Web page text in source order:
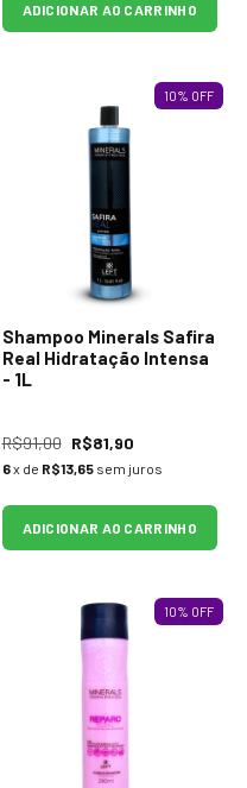
ADICIONAR AO CARRINHO
10% OFF
Shampoo Minerals Safira
Real Hidratação Intensa
- 1L
R$91,00 R$81,90
6x de R$13,65 sem juros
ADICIONAR AO CARRINHO
10% OFF